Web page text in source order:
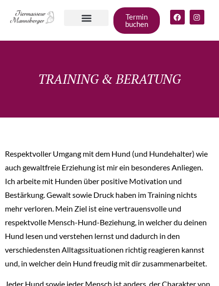
Termin
buchen
TRAINING & BERATUNG
Respektvoller Umgang mit dem Hund (und Hundehalter) wie
auch gewaltfreie Erziehung ist mir ein besonderes Anliegen.
Ich arbeite mit Hunden über positive Motivation und
Bestärkung. Gewalt sowie Druck haben im Training nichts
mehr verloren. Mein Ziel ist eine vertrauensvolle und
respektvolle Mensch-Hund-Beziehung, in welcher du deinen
Hund lesen und verstehen lernst und dadurch in den
verschiedensten Alltagssituationen richtig reagieren kannst
und, in welcher dein Hund freudig mit dir zusammenarbeitet.
Jeder Hund sowie jeder Mensch ist anders, der Charakter von